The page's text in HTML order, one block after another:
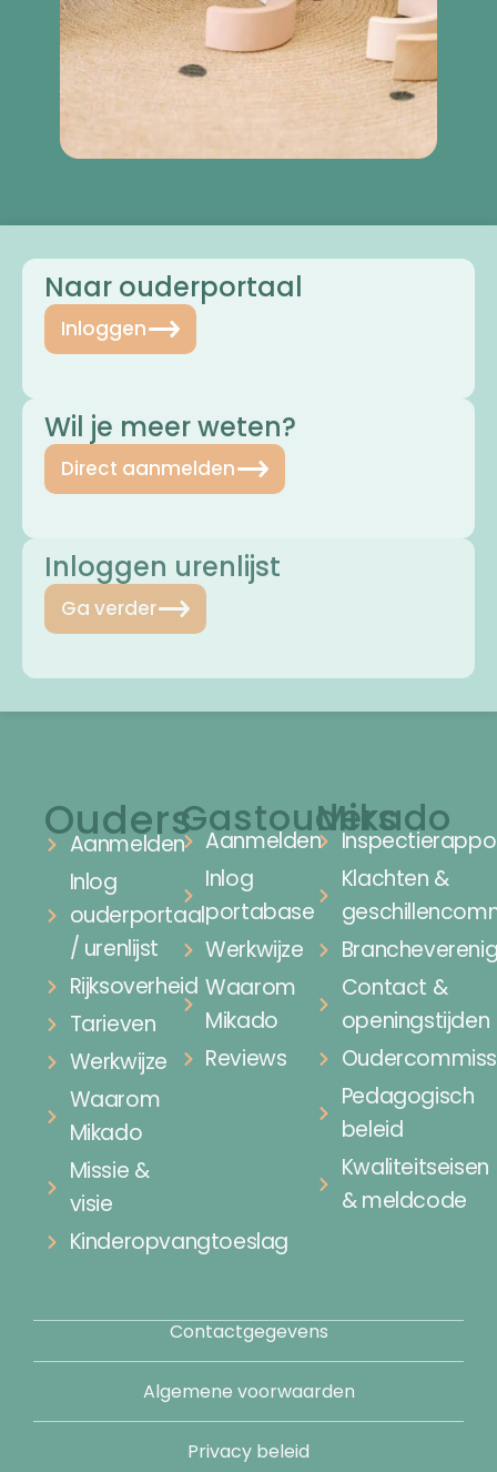
Naar ouderportaal
Inloggen
Wil je meer weten?
Direct aanmelden
Inloggen urenlijst
Ga verder
Ouders
Aanmelden
Inlog
ouderportaal
/ urenlijst
Rijksoverheid
Tarieven
Werkwijze
Waarom
Mikado
Missie &
visie
Kinderopvangtoeslag
Gastouders
Aanmelden
Inlog
portabase
Werkwijze
Waarom
Mikado
Reviews
Mikado
Klachten &
Contact &
openingstijden
Pedagogisch
beleid
Kwaliteitseisen
& meldcode
Contactgegevens
Algemene voorwaarden
Privacy beleid